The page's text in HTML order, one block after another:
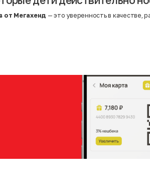
от Мегахенд — это уверенность в качестве,